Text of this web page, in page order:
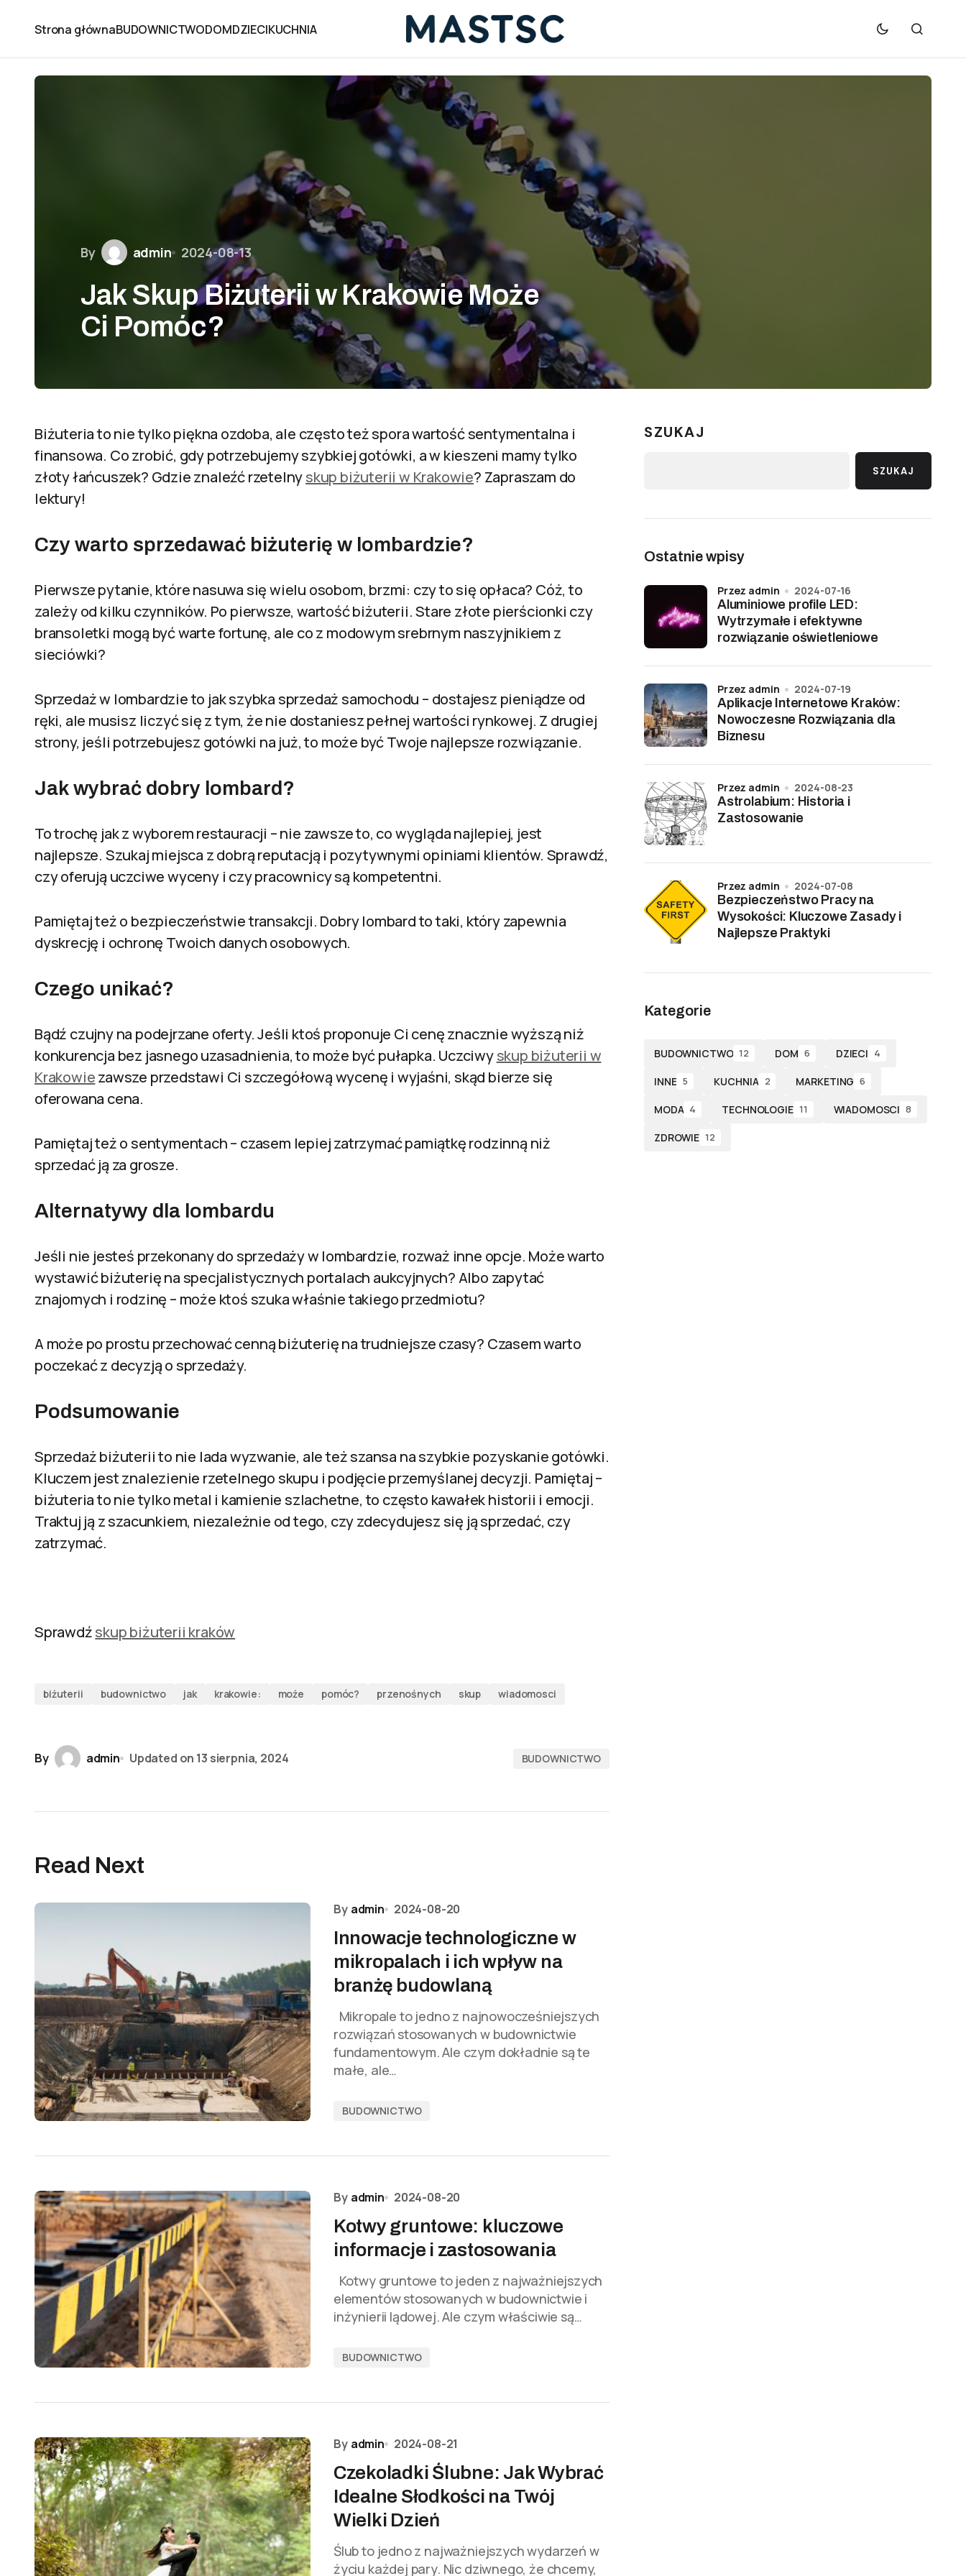
Strona głównaBUDOWNICTWODOMDZIECIKUCHNIA
By admin 2024-08-13
Jak Skup Biżuterii w Krakowie Może
Ci Pomóc?
Biżuteria to nie tylko piękna ozdoba, ale często też spora wartość sentymentalna i
finansowa. Co zrobić, gdy potrzebujemy szybkiej gotówki, a w kieszeni mamy tylko
złoty łańcuszek? Gdzie znaleźć rzetelnyskup biżuterii w Krakowie? Zapraszam do
lektury!
Czy warto sprzedawać biżuterię w lombardzie?
Pierwsze pytanie, które nasuwa się wielu osobom, brzmi: czy to się opłaca? Cóż, to
zależy od kilku czynników. Po pierwsze, wartość biżuterii. Stare złote pierścionki czy
bransoletki mogą być warte fortunę, ale co z modowym srebrnym naszyjnikiem z
sieciówki?
Sprzedaż w lombardzie to jak szybka sprzedaż samochodu – dostajesz pieniądze od
ręki, ale musisz liczyć się z tym, że nie dostaniesz pełnej wartości rynkowej. Z drugiej
strony, jeśli potrzebujesz gotówki na już, to może być Twoje najlepsze rozwiązanie.
Jak wybrać dobry lombard?
To trochę jak z wyborem restauracji – nie zawsze to, co wygląda najlepiej, jest
najlepsze. Szukaj miejsca z dobrą reputacją i pozytywnymi opiniami klientów. Sprawdź,
czy oferują uczciwe wyceny i czy pracownicy są kompetentni.
Pamiętaj też o bezpieczeństwie transakcji. Dobry lombard to taki, który zapewnia
dyskrecję i ochronę Twoich danych osobowych.
Czego unikać?
Bądź czujny na podejrzane oferty. Jeśli ktoś proponuje Ci cenę znacznie wyższą niż
konkurencja bez jasnego uzasadnienia, to może być pułapka. Uczciwyskup biżuterii w
Krakowiezawsze przedstawi Ci szczegółową wycenę i wyjaśni, skąd bierze się
oferowana cena.
Pamiętaj też o sentymentach – czasem lepiej zatrzymać pamiątkę rodzinną niż
sprzedać ją za grosze.
Alternatywy dla lombardu
Jeśli nie jesteś przekonany do sprzedaży w lombardzie, rozważ inne opcje. Może warto
wystawić biżuterię na specjalistycznych portalach aukcyjnych? Albo zapytać
znajomych i rodzinę – może ktoś szuka właśnie takiego przedmiotu?
A może po prostu przechować cenną biżuterię na trudniejsze czasy? Czasem warto
poczekać z decyzją o sprzedaży.
Podsumowanie
Sprzedaż biżuterii to nie lada wyzwanie, ale też szansa na szybkie pozyskanie gotówki.
Kluczem jest znalezienie rzetelnego skupu i podjęcie przemyślanej decyzji. Pamiętaj –
biżuteria to nie tylko metal i kamienie szlachetne, to często kawałek historii i emocji.
Traktuj ją z szacunkiem, niezależnie od tego, czy zdecydujesz się ją sprzedać, czy
zatrzymać.
Sprawdźskup biżuterii kraków
biżuterii budownictwo jak krakowie: może pomóc? przenośnych skup wiadomosci
By admin Updated on 13 sierpnia, 2024 BUDOWNICTWO
Read Next
By admin 2024-08-20
Innowacje technologiczne w
mikropalach i ich wpływ na
branżę budowlaną
Mikropale to jedno z najnowocześniejszych
rozwiązań stosowanych w budownictwie
fundamentowym. Ale czym dokładnie są te
małe, ale…
BUDOWNICTWO
By admin 2024-08-20
Kotwy gruntowe: kluczowe
informacje i zastosowania
Kotwy gruntowe to jeden z najważniejszych
elementów stosowanych w budownictwie i
inżynierii lądowej. Ale czym właściwie są…
BUDOWNICTWO
By admin 2024-08-21
Czekoladki Ślubne: Jak Wybrać
Idealne Słodkości na Twój
Wielki Dzień
Ślub to jedno z najważniejszych wydarzeń w
życiu każdej pary. Nic dziwnego, że chcemy,
SZUKAJ
SZUKAJ
Ostatnie wpisy
Aluminiowe profile LED:
Wytrzymałe i efektywne
rozwiązanie oświetleniowe
przez admin 2024-07-16
Aplikacje Internetowe Kraków:
Nowoczesne Rozwiązania dla
Biznesu
przez admin 2024-07-19
Astrolabium: Historia i
Zastosowanie
przez admin 2024-08-23
Bezpieczeństwo Pracy na
Wysokości: Kluczowe Zasady i
Najlepsze Praktyki
przez admin 2024-07-08
Kategorie
BUDOWNICTWO 12 DOM 6 DZIECI 4
INNE 5 KUCHNIA 2 MARKETING 6
MODA 4 TECHNOLOGIE 11 WIADOMOSCI 8
ZDROWIE 12